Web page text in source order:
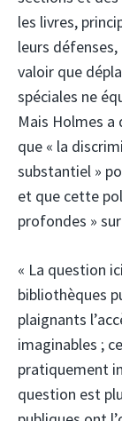
les livres,
leurs
valoir que
spéciales ne
Mais Holmes
que « la
substantiel »
et que cette
profondes »
« La question
bibliothèques
plaignants
imaginables ;
pratiquement
question est